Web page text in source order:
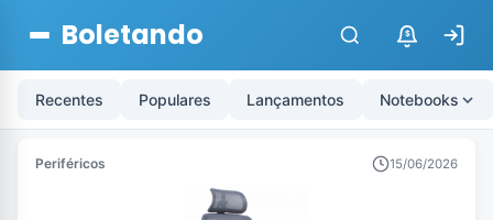
Boletando $
Recentes Populares Lançamentos Notebooks
Periféricos 15/06/2026